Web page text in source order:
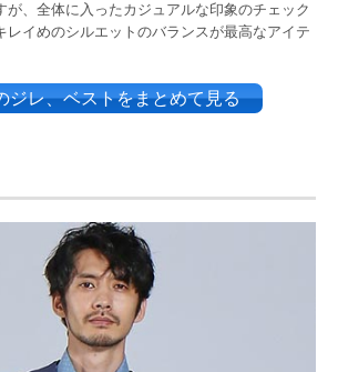
が、全体に入ったカジュアルな印象のチェック
レイめのシルエットのバランスが最高なアイテ
ジレ、ベストをまとめて見る